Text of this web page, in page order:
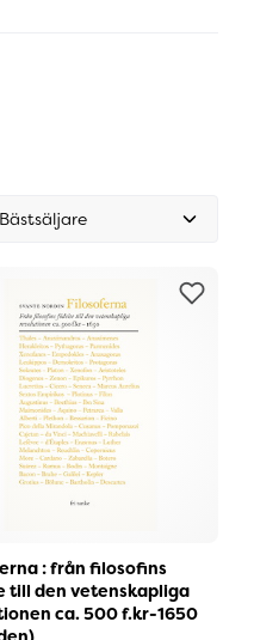
Bästsäljare
: från filosofins
till den vetenskapliga
ca. 500 f.kr-1650